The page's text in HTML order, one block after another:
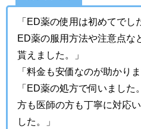
「 ED薬の使用は初めてでし
ED薬の服用方法や注意点な
貰えました。
」
「 料金も安価なのが助かりま
「 ED薬の処方で伺いました
方も医師の方も丁寧に対応
した
。」